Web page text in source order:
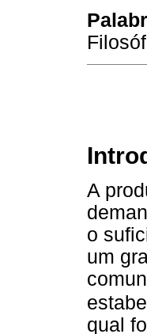
A
o
um
qual